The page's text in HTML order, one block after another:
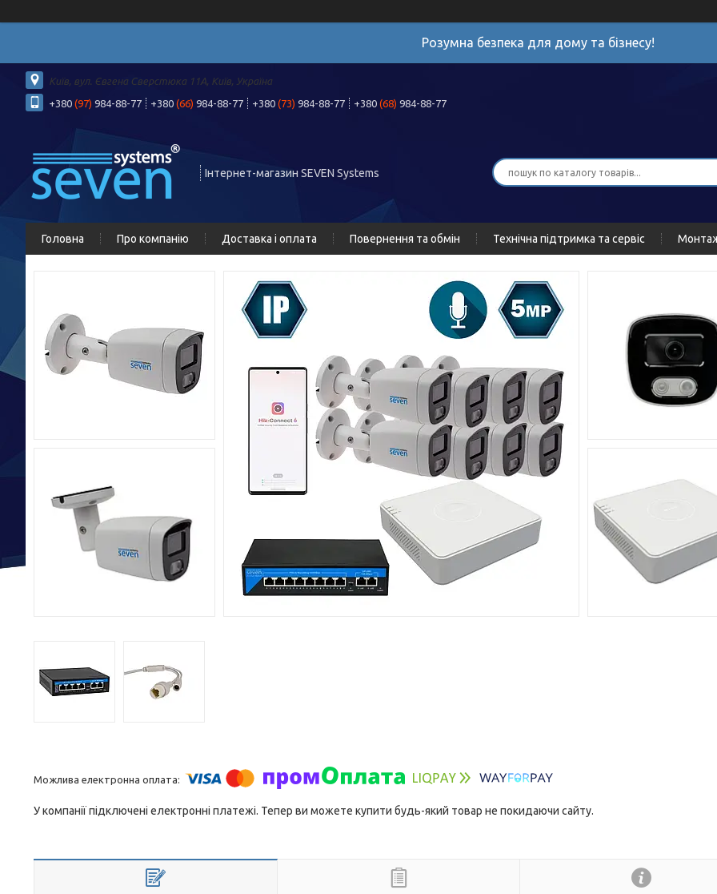
Розумна безпека для дому та бізнесу!
Київ, вул. Євгена Сверстюка 11А, Київ, Україна
+380 (97) 984-88-77 +380 (66) 984-88-77 +380 (73) 984-88-77 +380 (68) 984-88-77
Інтернет-магазин SEVEN Systems
Головна Про компанію Доставка і оплата Повернення та обмін Технічна підтримка та сервіс
У компанії підключені електронні платежі. Тепер ви можете купити будь-який товар не покидаючи сайту.